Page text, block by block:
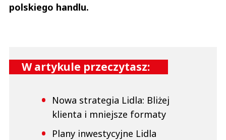
polskiego handlu.
W artykule przeczytasz:
Nowa strategia Lidla: Bliżej
klienta i mniejsze formaty
Plany inwestycyjne Lidla